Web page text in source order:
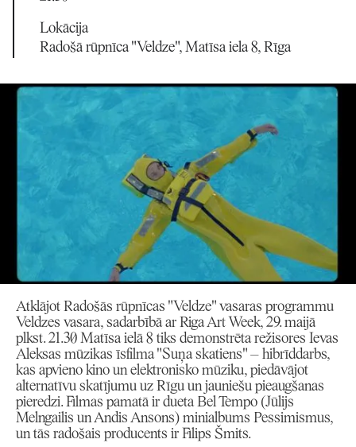
Lokācija
Radošā rūpnīca "Veldze", Matīsa iela 8, Rīga
Atklājot Radošās rūpnīcas "Veldze" vasaras programmu
Veldzes vasara, sadarbībā ar Riga Art Week, 29. maijā
plkst. 21.30 Matīsa ielā 8 tiks demonstrēta režisores Ievas
Aleksas mūzikas īsfilma "Suņa skatiens" – hibrīddarbs,
kas apvieno kino un elektronisko mūziku, piedāvājot
alternatīvu skatījumu uz Rīgu un jauniešu pieaugšanas
pieredzi. Filmas pamatā ir dueta Bel Tempo (Jūlijs
Melngailis un Andis Ansons) minialbums Pessimismus,
un tās radošais producents ir Filips Šmits.